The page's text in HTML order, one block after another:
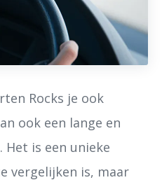
Rocks je ook
ook een lange en
is een unieke
vergelijken is, maar